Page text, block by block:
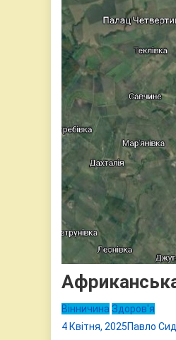
Вінничина Здоров'я
4 Квітня, 2025Павло